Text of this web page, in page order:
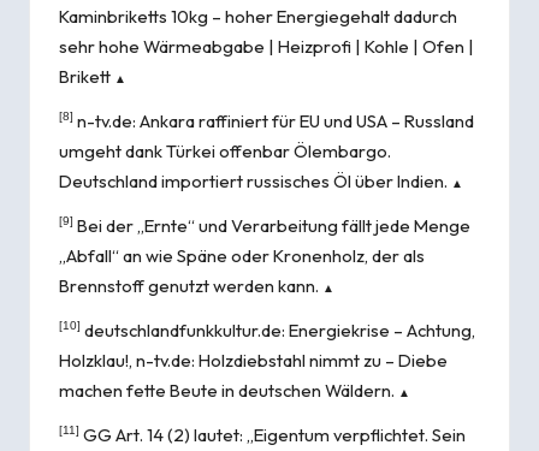
Kaminbriketts 10kg – hoher Energiegehalt dadurch
sehr hohe Wärmeabgabe | Heizprofi | Kohle | Ofen |
Brikett ▲
[8] n-tv.de: Ankara raffiniert für EU und USA – Russland
umgeht dank Türkei offenbar Ölembargo.
Deutschland importiert russisches Öl über Indien. ▲
[9] Bei der „Ernte“ und Verarbeitung fällt jede Menge
„Abfall“ an wie Späne oder Kronenholz, der als
Brennstoff genutzt werden kann. ▲
[10] deutschlandfunkkultur.de: Energiekrise – Achtung,
Holzklau!, n-tv.de: Holzdiebstahl nimmt zu – Diebe
machen fette Beute in deutschen Wäldern. ▲
[11] GG Art. 14 (2) lautet: „Eigentum verpflichtet. Sein